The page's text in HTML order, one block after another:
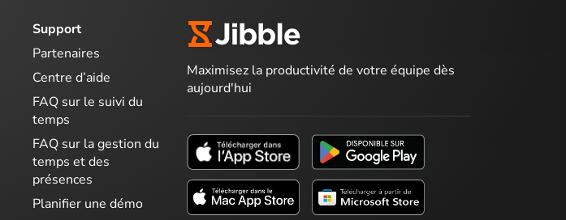
Support
Partenaires
Centre d’aide
FAQ sur le suivi du
temps
FAQ sur la gestion du
temps et des
présences
Planifier une démo
Maximisez la productivité de votre équipe dès
aujourd'hui